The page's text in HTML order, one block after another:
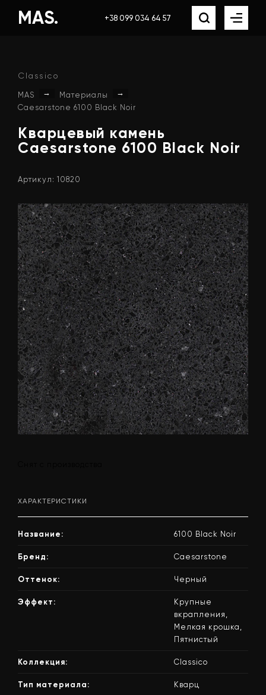
MAS. +38 099 034 64 57
Classico
MAS → Материалы
→
Caesarstone 6100 Black Noir
Кварцевый камень
Caesarstone 6100 Black Noir
Артикул: 10820
ХАРАКТЕРИСТИКИ
Название: 6100 Black Noir
Бренд: Caesarstone
Оттенок: Черный
Эффект:
Крупные
вкрапления,
Мелкая крошка,
Пятнистый
Коллекция: Classico
Тип материала: Кварц